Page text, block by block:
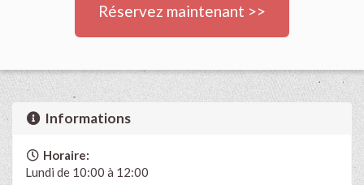
Réservez maintenant >>
Informations
Horaire:
Lundi de 10:00 à 12:00